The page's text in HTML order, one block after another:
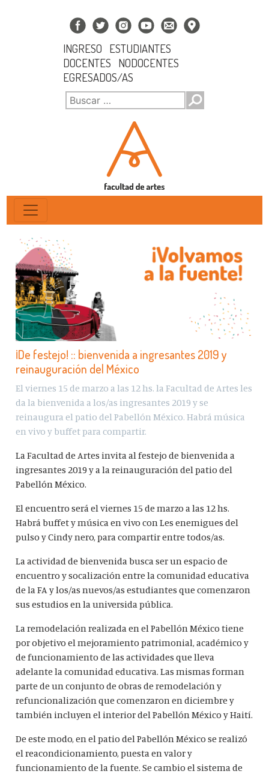
INGRESO
ESTUDIANTES
DOCENTES
NODOCENTES
EGRESADOS/AS
¡De festejo! :: bienvenida a ingresantes 2019 y
reinauguración del México
El viernes 15 de marzo a las 12 hs. la Facultad de Artes les
da la bienvenida a los/as ingresantes 2019 y se
reinaugura el patio del Pabellón México. Habrá música
en vivo y buffet para compartir.
La Facultad de Artes invita al festejo de bienvenida a
ingresantes 2019 y a la reinauguración del patio del
Pabellón México.
El encuentro será el viernes 15 de marzo a las 12 hs.
Habrá buffet y música en vivo con Les enemigues del
pulso y Cindy nero, para compartir entre todos/as.
La actividad de bienvenida busca ser un espacio de
encuentro y socalización entre la comunidad educativa
de la FA y los/as nuevos/as estudiantes que comenzaron
sus estudios en la universida pública.
La remodelación realizada en el Pabellón México tiene
por objetivo el mejoramiento patrimonial, académico y
de funcionamiento de las actividades que lleva
adelante la comunidad educativa. Las mismas forman
parte de un conjunto de obras de remodelación y
refuncionalización que comenzaron en diciembre y
también incluyen el interior del Pabellón México y Haití.
De este modo, en el patio del Pabellón México se realizó
el reacondicionamiento, puesta en valor y
funcionamiento de la fuente. Se cambio el sistema de